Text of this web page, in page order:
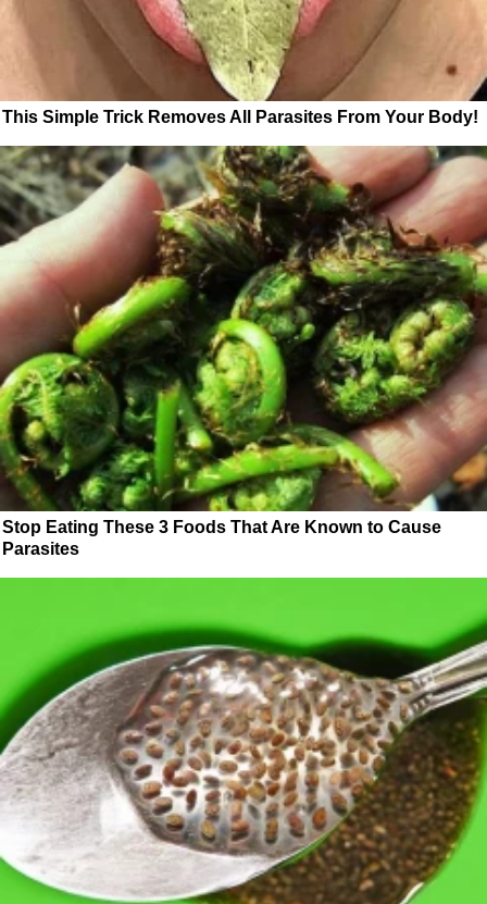
This Simple Trick Removes All Parasites From Your Body!
Stop Eating These 3 Foods That Are Known to Cause
Parasites